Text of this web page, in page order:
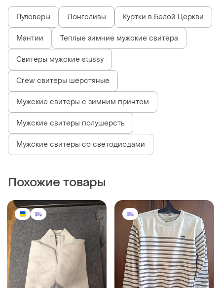
Пуловеры Лонгсливы Куртки в Белой Церкви
Мантии Теплые зимние мужские свитера
Свитеры мужские stussy
Crew свитеры шерстяные
Мужские свитеры с зимним принтом
Мужские свитеры полушерсть
Мужские свитеры со светодиодами
Похожие товары